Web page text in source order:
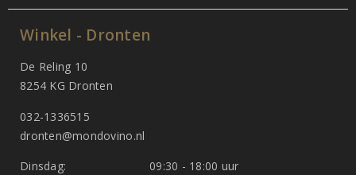
Winkel - Dronten
De Reling 10
8254 KG Dronten
032-1336515
dronten@mondovino.nl
Dinsdag:
09:30 - 18:00 uur